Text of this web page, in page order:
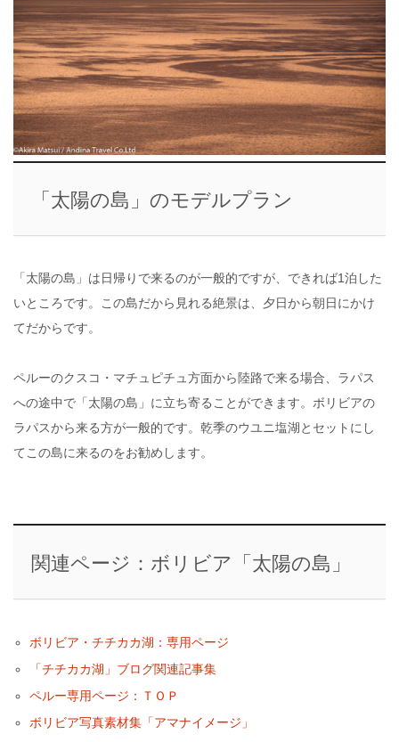
「太陽の島」のモデルプラン
「太陽の島」は日帰りで来るのが一般的ですが、できれば1泊した
いところです。この島だから見れる絶景は、夕日から朝日にかけ
てだからです。
ペルーのクスコ・マチュピチュ方面から陸路で来る場合、ラパス
への途中で「太陽の島」に立ち寄ることができます。ボリビアの
ラパスから来る方が一般的です。乾季のウユニ塩湖とセットにし
てこの島に来るのをお勧めします。
関連ページ：ボリビア「太陽の島」
ボリビア・チチカカ湖：専用ページ
「チチカカ湖」ブログ関連記事集
ペルー専用ページ：ＴＯＰ
ボリビア写真素材集「アマナイメージ」